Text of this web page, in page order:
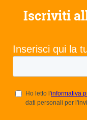
Iscriviti